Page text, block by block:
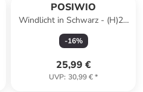
POSIWIO
Windlicht in Schwarz - (H)23
x Ø 18 cm
-16%
25,99 €
UVP: 30,99 €*